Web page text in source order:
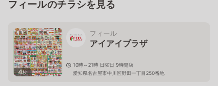
フィールのチラシを見る
4枚
フィール
アイアイプラザ
10時～21時 日曜日 9時開店
愛知県名古屋市中川区野田一丁目250番地